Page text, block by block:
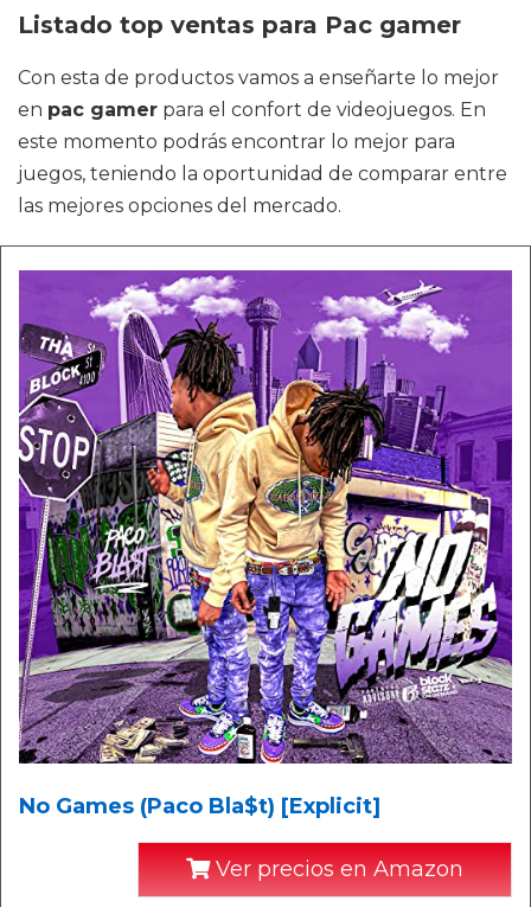
Listado top ventas para Pac gamer
Con esta de productos vamos a enseñarte lo mejor
en pac gamer para el confort de videojuegos. En
este momento podrás encontrar lo mejor para
juegos, teniendo la oportunidad de comparar entre
las mejores opciones del mercado.
No Games (Paco Bla$t) [Explicit]
Ver precios en Amazon